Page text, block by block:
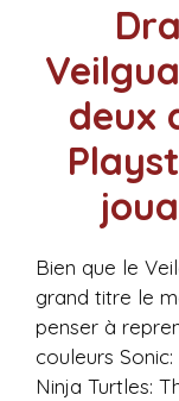
deux
Bien que le
grand titre le
penser à
couleurs
Ninja Turtles: